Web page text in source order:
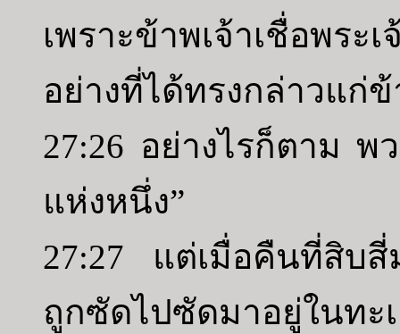
เพราะข้าพเจ้าเชื่อพร
อย่างที่ได้ทรงกล่าวแก่
27:26 อย่างไรก็ตาม พ
แห่งหนึ่ง”
27:27 แต่เมื่อคืนที่สิบ
ถูกซัดไปซัดมาอยู่ในท